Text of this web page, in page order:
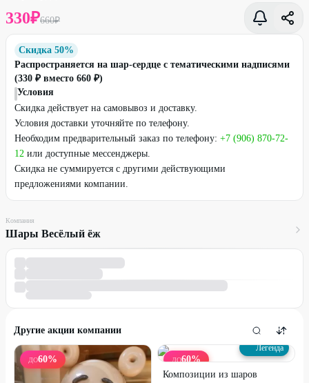
330₽660₽
Скидка 50%
Распространяется на шар-сердце с тематическими надписями
(330 ₽ вместо 660 ₽)
Условия
Скидка действует на самовывоз и доставку.
Условия доставки уточняйте по телефону.
Необходим предварительный заказ по телефону: +7 (906) 870-72-
12 или доступные мессенджеры.
Скидка не суммируется с другими действующими
предложениями компании.
Компания
Шары Весёлый ёж
Другие акции компании
ДО60% ДО60%
Легенда
Композиции из шаров